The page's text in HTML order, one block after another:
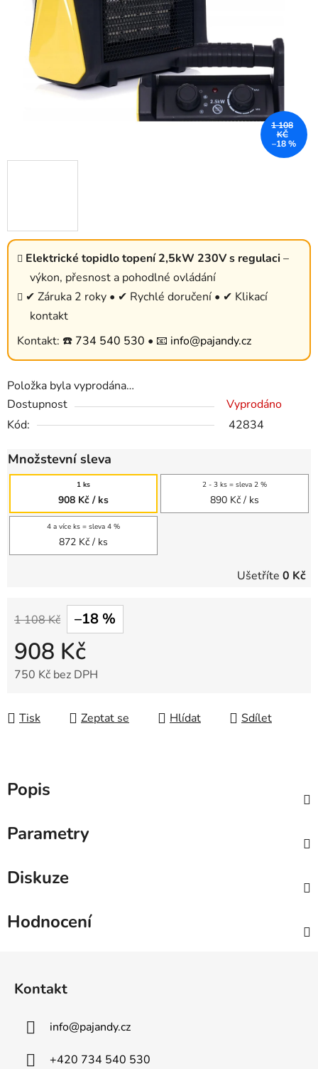
Elektrické topidlo topení 2,5kW 230V s regulaci–
výkon, přesnost a pohodlné ovládání
✔ Záruka 2 roky • ✔ Rychlé doručení • ✔ Klikací
kontakt
Kontakt: ☎️ 734 540 530 • 📧 info@pajandy.cz
Položka byla vyprodána…
Dostupnost
Vyprodáno
Kód:
42834
Množstevní sleva
1 ks
908 Kč / ks
2 - 3 ks = sleva 2 %
890 Kč / ks
4 a více ks = sleva 4 %
872 Kč / ks
Ušetříte 0 Kč
1 108 Kč –18 %
908 Kč
750 Kč bez DPH
Tisk
Zeptat se Hlídat Sdílet
1 108
KČ
–18 %
Popis
Parametry
Diskuze
Hodnocení
Kontakt
info@pajandy.cz
+420 734 540 530